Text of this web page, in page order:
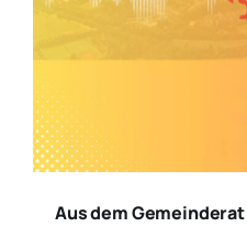
Aus dem Gemeinderat